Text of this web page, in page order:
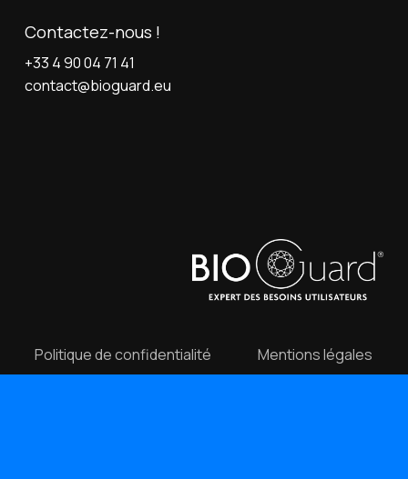
Contactez-nous !
+33 4 90 04 71 41
contact@bioguard.eu
Politique de confidentialité Mentions légales